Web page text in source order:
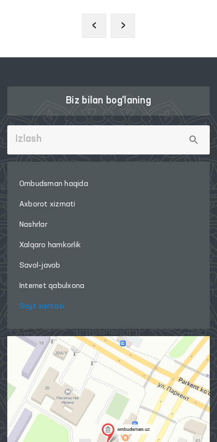
‹ ›
Biz bilan bog'laning
Ombudsman haqida
Axborot xizmati
Nashrlar
Xalqaro hamkorlik
Savol-javob
Internet qabulxona
Sayt xaritasi